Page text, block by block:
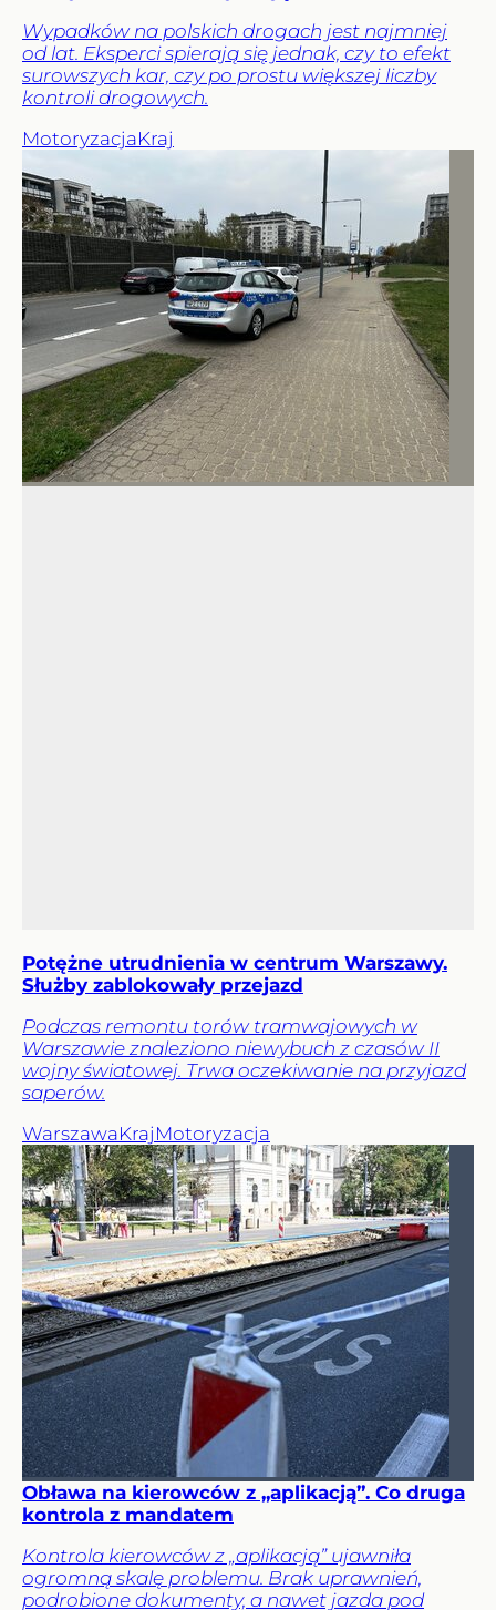
Wypadków na polskich drogach jest najmniej
od lat. Eksperci spierają się jednak, czy to efekt
surowszych kar, czy po prostu większej liczby
kontroli drogowych.
MotoryzacjaKraj
Potężne utrudnienia w centrum Warszawy.
Służby zablokowały przejazd
Podczas remontu torów tramwajowych w
Warszawie znaleziono niewybuch z czasów II
wojny światowej. Trwa oczekiwanie na przyjazd
saperów.
WarszawaKraj Motoryzacja
Obława na kierowców z „aplikacją”. Co druga
kontrola z mandatem
Kontrola kierowców z „aplikacją” ujawniła
ogromną skalę problemu. Brak uprawnień,
podrobione dokumenty, a nawet jazda pod